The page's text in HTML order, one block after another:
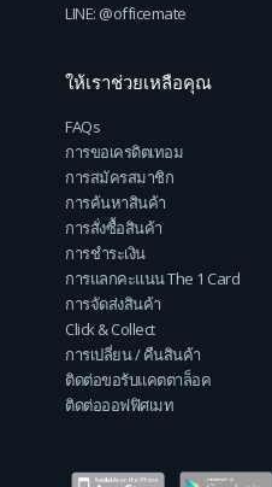
LINE: @officemate
ให้เราช่วยเหลือคุณ
FAQs
การขอเครดิตเทอม
การสมัครสมาชิก
การค้นหาสินค้า
การสั่งซื้อสินค้า
การชำระเงิน
การแลกคะแนน The 1 Card
การจัดส่งสินค้า
Click & Collect
การเปลี่ยน / คืนสินค้า
ติดต่อขอรับแคตตาล็อค
ติดต่อออฟฟิศเมท